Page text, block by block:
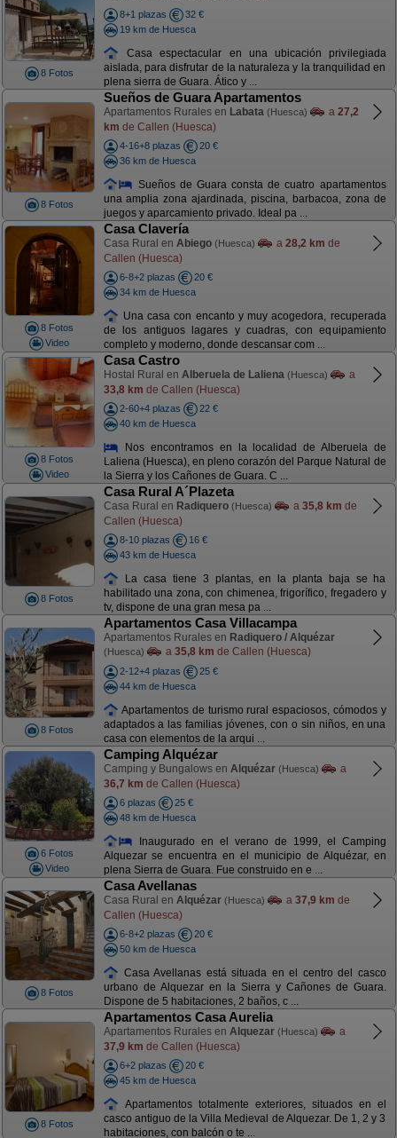
8 Fotos
8+1 plazas
32 €
19 km de Huesca
Casa espectacular en una ubicación privilegiada
aislada, para disfrutar de la naturaleza y la tranquilidad en
plena sierra de Guara. Ático y ...
8 Fotos
Sueños de Guara Apartamentos
Apartamentos Rurales en Labata (Huesca) a 27,2
km de Callen (Huesca)
4-16+8 plazas
20 €
36 km de Huesca
Sueños de Guara consta de cuatro apartamentos
una amplia zona ajardinada, piscina, barbacoa, zona de
juegos y aparcamiento privado. Ideal pa ...
8 Fotos
Video
Casa Clavería
Casa Rural en Abiego (Huesca) a 28,2 km de
Callen (Huesca)
6-8+2 plazas
20 €
34 km de Huesca
Una casa con encanto y muy acogedora, recuperada
de los antiguos lagares y cuadras, con equipamiento
completo y moderno, donde descansar com ...
8 Fotos
Video
Casa Castro
Hostal Rural en Alberuela de Laliena (Huesca)
a
33,8 km de Callen (Huesca)
2-60+4 plazas
22 €
40 km de Huesca
Nos encontramos en la localidad de Alberuela de
Laliena (Huesca), en pleno corazón del Parque Natural de
la Sierra y los Cañones de Guara. C ...
8 Fotos
Casa Rural A´Plazeta
Casa Rural en Radiquero (Huesca) a 35,8 km de
Callen (Huesca)
8-10 plazas
16 €
43 km de Huesca
La casa tiene 3 plantas, en la planta baja se ha
habilitado una zona, con chimenea, frigorífico, fregadero y
tv, dispone de una gran mesa pa ...
8 Fotos
Apartamentos Casa Villacampa
Apartamentos Rurales en Radiquero / Alquézar
(Huesca) a 35,8 km de Callen (Huesca)
2-12+4 plazas
25 €
44 km de Huesca
Apartamentos de turismo rural espaciosos, cómodos y
adaptados a las familias jóvenes, con o sin niños, en una
casa con elementos de la arqui ...
6 Fotos
Video
Camping Alquézar
Camping y Bungalows en Alquézar (Huesca)
a
36,7 km de Callen (Huesca)
6 plazas
25 €
48 km de Huesca
Inaugurado en el verano de 1999, el Camping
Alquezar se encuentra en el municipio de Alquézar, en
plena Sierra de Guara. Fue construido en e ...
8 Fotos
Casa Avellanas
Casa Rural en Alquézar (Huesca) a 37,9 km de
Callen (Huesca)
6-8+2 plazas
20 €
50 km de Huesca
Casa Avellanas está situada en el centro del casco
urbano de Alquezar en la Sierra y Cañones de Guara.
Dispone de 5 habitaciones, 2 baños, c ...
8 Fotos
Apartamentos Casa Aurelia
Apartamentos Rurales en Alquezar (Huesca)
a
37,9 km de Callen (Huesca)
6+2 plazas
20 €
45 km de Huesca
Apartamentos totalmente exteriores, situados en el
casco antiguo de la Villa Medieval de Alquezar. De 1, 2 y 3
habitaciones, con balcón o te ...